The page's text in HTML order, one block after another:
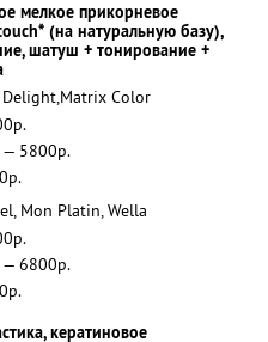
мелкое прикорневое
(на натуральную базу),
шатуш + тонирование +
Delight,Matrix Color
— 5800р.
Mon Platin, Wella
— 6800р.
кератиновое